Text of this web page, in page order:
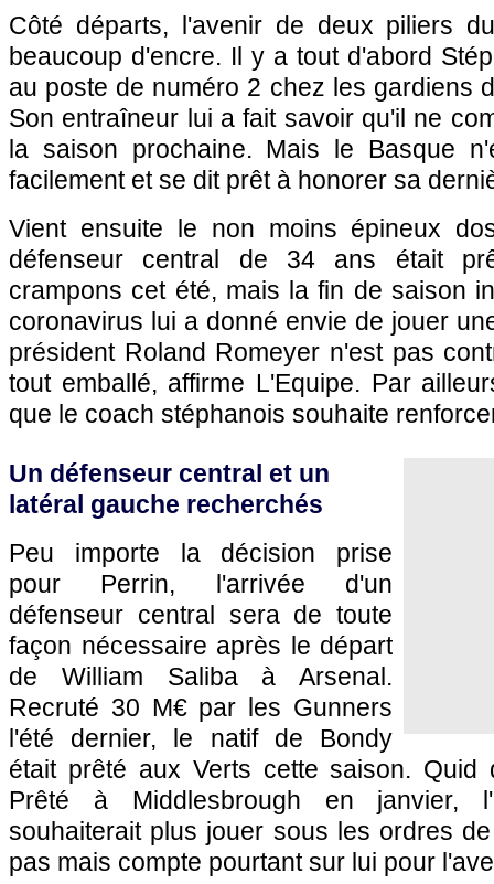
Côté départs, l'avenir de deux piliers
beaucoup d'encre. Il y a tout d'abord
au poste de numéro 2 chez les gardiens
Son entraîneur lui a fait savoir qu'il ne
la saison prochaine. Mais le Basque
facilement et se dit prêt à honorer sa
Vient ensuite le non moins épineux
défenseur central de 34 ans était
crampons cet été, mais la fin de saison
coronavirus lui a donné envie de jouer
président Roland Romeyer n'est pas
tout emballé, affirme L'Equipe. Par
que le coach stéphanois souhaite
Un défenseur central et un
latéral gauche recherchés
Peu importe la décision prise
pour Perrin, l'arrivée d'un
défenseur central sera de toute
façon nécessaire après le départ
de William Saliba à Arsenal.
Recruté 30 M€ par les Gunners
l'été dernier, le natif de Bondy
était prêté aux Verts cette saison. Quid
Prêté à Middlesbrough en janvier,
souhaiterait plus jouer sous les ordres
pas mais compte pourtant sur lui pour